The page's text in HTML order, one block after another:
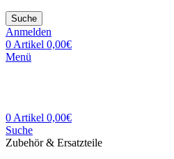
Suche
Anmelden
0 Artikel 0,00€
Menü
0 Artikel 0,00€
Suche
Zubehör & Ersatzteile